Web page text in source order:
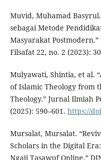
Muvid, Muhamad
sebagai Metode
Masyarakat
Filsafat 22, no. 2 (2023):
Mulyawati, Shintia, et al.
of Islamic Theology from
Theology.” Jurnal Ilmiah
(2025): 590–601. https://
Mursalat, Mursalat.
Scholars in the Digital
Ngaji Tasawuf Online.”